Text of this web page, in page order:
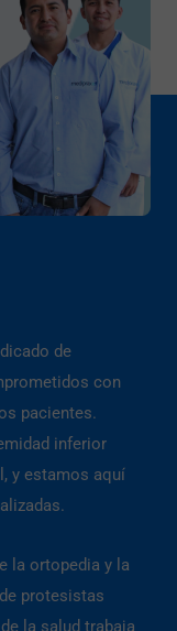
de
con
pacientes.
inferior
y estamos aquí
la ortopedia y la
protesistas
la salud trabaja